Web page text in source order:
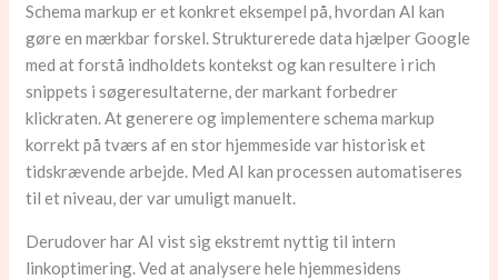
Schema markup er et konkret eksempel på, hvordan AI kan
gøre en mærkbar forskel. Strukturerede data hjælper Google
med at forstå indholdets kontekst og kan resultere i rich
snippets i søgeresultaterne, der markant forbedrer
klickraten. At generere og implementere schema markup
korrekt på tværs af en stor hjemmeside var historisk et
tidskrævende arbejde. Med AI kan processen automatiseres
til et niveau, der var umuligt manuelt.
Derudover har AI vist sig ekstremt nyttig til intern
linkoptimering. Ved at analysere hele hjemmesidens